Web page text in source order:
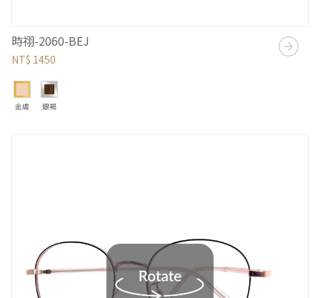
時祤-2060-BEJ
NT$ 1450
金膚 銀褐